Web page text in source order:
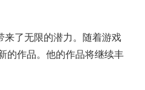
来了无限的潜力。随着游戏
的作品。他的作品将继续丰